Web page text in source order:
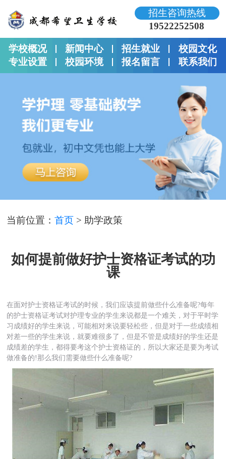
招生咨询热线
19522252508
学校概况 新闻中心 招生就业
校园文化
专业设置
校园环境 报名留言 联系我们
当前位置：首页 > 助学政策
如何提前做好护士资格证考试的功
课
在面对护士资格证考试的时候，我们应该提前做些什么准备呢?每年
的护士资格证考试对护理专业的学生来说都是一个难关，对于平时学
习成绩好的学生来说，可能相对来说要轻松些，但是对于一些成绩相
对差一些的学生来说，就要难很多了，但是不管是成绩好的学生还是
成绩差的学生，都得要考这个护士资格证的，所以大家还是要为考试
做准备的!那么我们需要做些什么准备呢?